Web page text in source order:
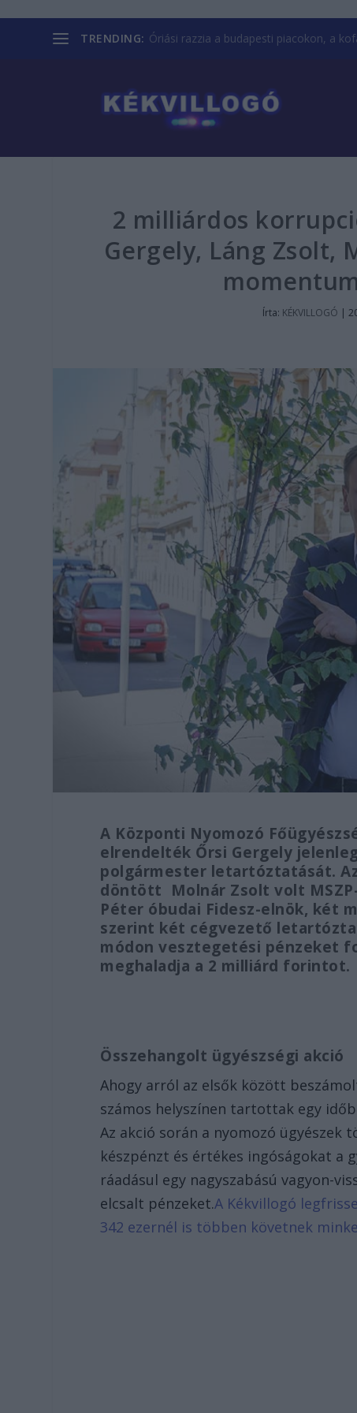
TRENDING: Óriási razzia a budapesti piacokon, a
2 milliárdos
Gergely, Láng Zsolt,
Írta: KÉKVILLOGÓ |
A Központi Nyomozó
elrendelték Őrsi Gergely
polgármester letartóztatását.
döntött Molnár Zsolt volt
Péter óbudai Fidesz-elnök, két
szerint két cégvezető
módon vesztegetési pénzeket
meghaladja a 2 milliárd forintot.
Összehangolt ügyészségi akció
Ahogy arról az elsők között
számos helyszínen tartottak egy
Az akció során a nyomozó
készpénzt és értékes ingóságokat a
ráadásul egy nagyszabású vagyon-
elcsalt pénzeket.A Kékvillogó
342 ezernél is többen követnek